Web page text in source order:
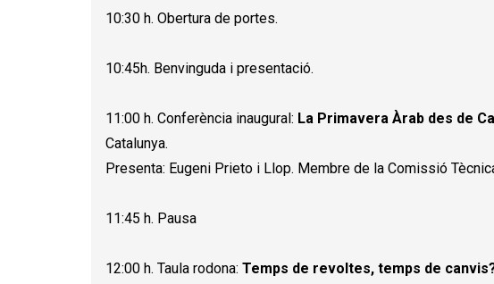
10:30 h. Obertura de portes.
10:45h. Benvinguda i presentació.
11:00 h. Conferència inaugural: La Primavera Àrab des de
Catalunya.
Presenta: Eugeni Prieto i Llop. Membre de la Comissió
11:45 h. Pausa
12:00 h. Taula rodona: Temps de revoltes, temps de